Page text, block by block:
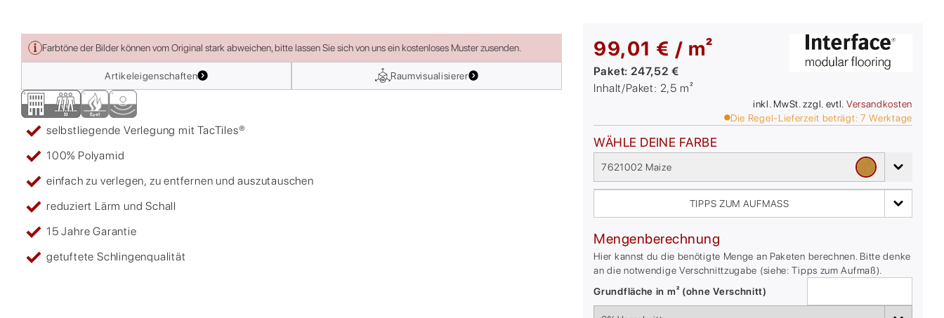
Farbtöne der Bilder können vom Original stark abweichen, bitte lassen Sie sich von uns ein kostenloses Muster zusenden.
Artikeleigenschaften Raumvisualisierer
selbstliegende Verlegung mit TacTiles®
100% Polyamid
einfach zu verlegen, zu entfernen und auszutauschen
reduziert Lärm und Schall
15 Jahre Garantie
getuftete Schlingenqualität
99,01 € / m²
Paket: 247,52 €
Inhalt/Paket: 2,5 m²
inkl. MwSt. zzgl. evtl. Versandkosten
Die Regel-Lieferzeit beträgt: 7 Werktage
WÄHLE DEINE FARBE
7621002 Maize
TIPPS ZUM AUFMASS
Mengenberechnung
Hier kannst du die benötigte Menge an Paketen berechnen. Bitte denke
an die notwendige Verschnittzugabe (siehe: Tipps zum Aufmaß).
Grundfläche in m² (ohne Verschnitt)